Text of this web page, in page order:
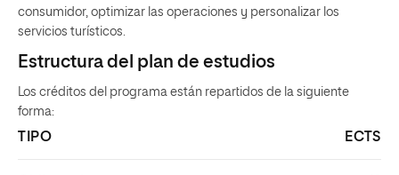
consumidor, optimizar las operaciones y personalizar los
servicios turísticos.
Estructura del plan de estudios
Los créditos del programa están repartidos de la siguiente
forma:
TIPO ECTS